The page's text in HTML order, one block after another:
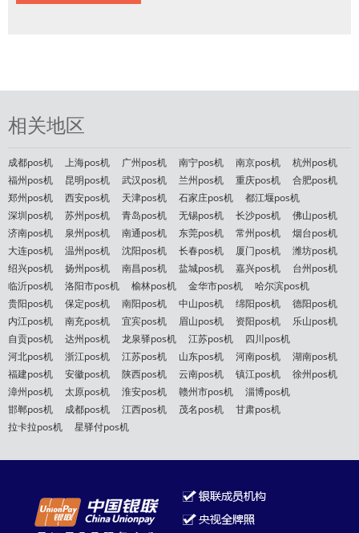
相关地区
成都pos机 上海pos机 广州pos机 南宁pos机 南京pos机
杭州pos机
福州pos机
昆明pos机 武汉pos机 兰州pos机 重庆pos机
合肥pos机
郑州pos机
西安pos机 天津pos机 石家庄pos机
都江堰pos机
深圳pos机
苏州pos机 青岛pos机 无锡pos机 长沙pos机
佛山pos机
济南pos机
泉州pos机 南通pos机 东莞pos机 常州pos机
烟台pos机
大连pos机
温州pos机 沈阳pos机 长春pos机 厦门pos机
潍坊pos机
绍兴pos机
扬州pos机 南昌pos机 盐城pos机 嘉兴pos机
台州pos机
临沂pos机
洛阳市pos机 榆林pos机 金华市pos机
哈尔滨pos机
贵阳pos机
保定pos机 南阳pos机 中山pos机 绵阳pos机
德阳pos机
内江pos机
南充pos机 宜宾pos机 眉山pos机 资阳pos机
乐山pos机
自贡pos机
达州pos机 龙泉驿pos机 江苏pos机
四川pos机
河北pos机
浙江pos机 江苏pos机 山东pos机 河南pos机
湖南pos机
福建pos机
安徽pos机 陕西pos机 云南pos机 镇江pos机
徐州pos机
漳州pos机
太原pos机 淮安pos机 赣州市pos机
淄博pos机
邯郸pos机
成都pos机 江西pos机 茂名pos机
甘肃pos机
拉卡拉pos机
星驿付pos机